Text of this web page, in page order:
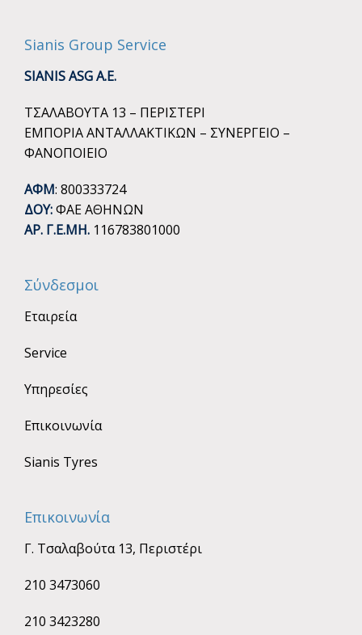
Sianis Group Service
SIANIS ASG A.E.
ΤΣΑΛΑΒΟΥΤΑ 13 – ΠΕΡΙΣΤΕΡΙ
ΕΜΠΟΡΙΑ ΑΝΤΑΛΛΑΚΤΙΚΩΝ – ΣΥΝΕΡΓΕΙΟ –
ΦΑΝΟΠΟΙΕΙΟ
ΑΦΜ: 800333724
ΔΟΥ:ΦΑΕ ΑΘΗΝΩΝ
ΑΡ. Γ.Ε.ΜΗ. 116783801000
Σύνδεσμοι
Εταιρεία
Service
Υπηρεσίες
Επικοινωνία
Sianis Tyres
Επικοινωνία
Γ. Τσαλαβούτα 13, Περιστέρι
210 3473060
210 3423280